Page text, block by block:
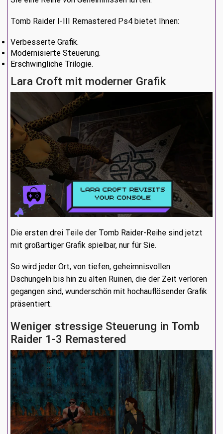
Tomb Raider I-III Remastered Ps4 bietet Ihnen:
Verbesserte Grafik.
Modernisierte Steuerung.
Erschwingliche Trilogie.
Lara Croft mit moderner Grafik
Die ersten drei Teile der Tomb Raider-Reihe sind jetzt
mit großartiger Grafik spielbar, nur für Sie.
So wird jeder Ort, von tiefen, geheimnisvollen
Dschungeln bis hin zu alten Ruinen, die der Zeit verloren
gegangen sind, wunderschön mit hochauflösender Grafik
präsentiert.
Weniger stressige Steuerung in Tomb
Raider 1-3 Remastered